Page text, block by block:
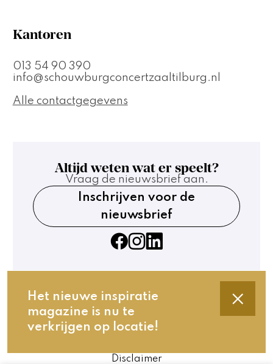
Het nieuwe inspiratie
magazine is nu te
verkrijgen op locatie!
Kantoren
013 54 90 390
info@schouwburgconcertzaaltilburg.nl
Alle contactgegevens
Altijd weten wat er speelt?
Vraag de nieuwsbrief aan.
Inschrijven voor de
nieuwsbrief
Contact
Technische gegevens
Disclaimer